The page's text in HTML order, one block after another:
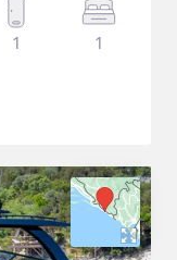
1 1